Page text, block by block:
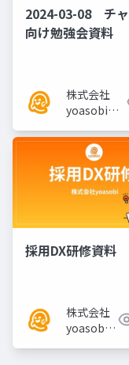
2024-03-08 チ
向け勉強会資料
株式会社
yoasobi／
様
採用DX研修資料
株式会社
yoasobi